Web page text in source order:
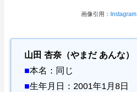
画像引用： Instagram
山田 杏奈（やまだ あんな）
■本名：同じ
■生年月日：2001年1月8日